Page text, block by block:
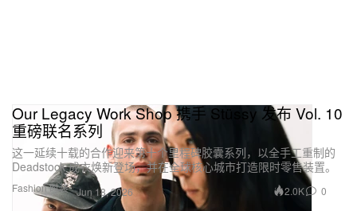
Fashion 时装
Our Legacy Work Shop 携手 Stüssy 发布 Vol. 10
重磅联名系列
这一延续十载的合作迎来第十个里程碑胶囊系列，以全手工重制的
Deadstock 成衣焕新登场，并在全球核心城市打造限时零售装置。
Jun 18, 2026 2.0K 0